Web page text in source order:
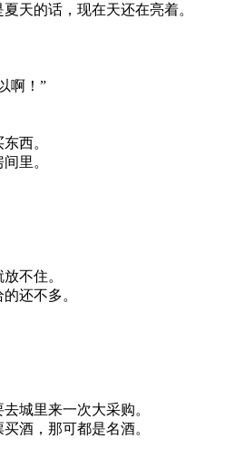
天的话，现在天还在亮着。
啊！”
西。
里。
不住。
还不多。
城里来一次大采购。
酒，那可都是名酒。